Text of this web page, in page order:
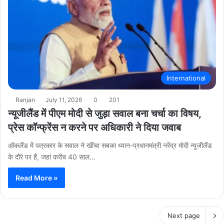
International
Ranjan July 11, 2026 0 201
न्यूजीलैंड में पीएम मोदी से जुड़ा सवाल बना चर्चा का विषय,
प्रेस कॉन्फ्रेंस न करने पर अधिकारी ने दिया जवाब
ऑकलैंड में पत्रकार के सवाल ने खींचा सबका ध्यान-प्रधानमंत्री नरेंद्र मोदी न्यूजीलैंड
के दौरे पर हैं, जहां करीब 40 साल…
Read More »
Next page